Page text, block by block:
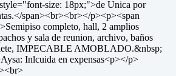
size: 18px;">de Unica por
span><br><br></p><p><span
completo, hall, 2 amplios
y sala de reunion, archivo, baños
IMPECABLE AMOBLADO.&nbsp;
Inlcuida en expensas<p></p>